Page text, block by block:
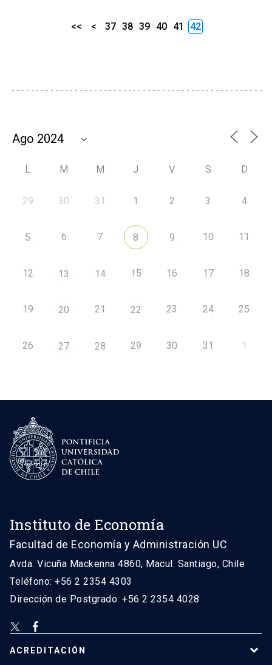
<< < 37 38 39 40 41 42
L M M J V S D
29 30 31 1 2 3 4
5 6 7 8 9 10 11
12 13 14 15 16 17 18
19 20 21 22 23 24 25
26 27 28 29 30 31 1
Instituto de Economía
Facultad de Economía y Administración UC
Avda. Vicuña Mackenna 4860, Macul. Santiago, Chile
Teléfono: +56 2 2354 4303
Dirección de Postgrado: +56 2 2354 4028
ACREDITACIÓN